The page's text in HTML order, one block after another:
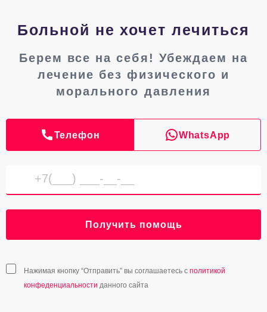
Больной не хочет лечиться
Берем все на себя! Убеждаем на
лечение без физического и
морального давления
Телефон WhatsApp
Получить помощь
Нажимая кнопку “Отправить” вы соглашаетесь с политикой
конфеденциальности данного сайта